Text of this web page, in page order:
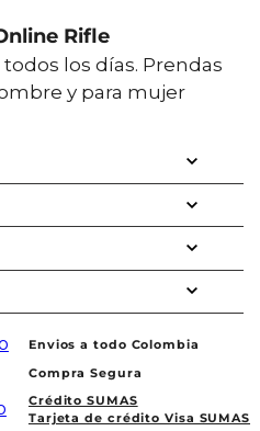
Rifle
los días. Prendas
y para mujer
Envios a todo Colombia
Compra Segura
Crédito SUMAS
Tarjeta de crédito Visa SUMAS